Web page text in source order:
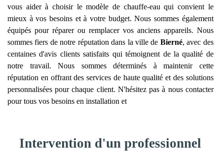
vous aider à choisir le modèle de chauffe-eau qui convient le
mieux à vos besoins et à votre budget. Nous sommes également
équipés pour réparer ou remplacer vos anciens appareils. Nous
sommes fiers de notre réputation dans la ville de Bierné, avec des
centaines d'avis clients satisfaits qui témoignent de la qualité de
notre travail. Nous sommes déterminés à maintenir cette
réputation en offrant des services de haute qualité et des solutions
personnalisées pour chaque client. N'hésitez pas à nous contacter
pour tous vos besoins en installation et
Intervention d'un professionnel